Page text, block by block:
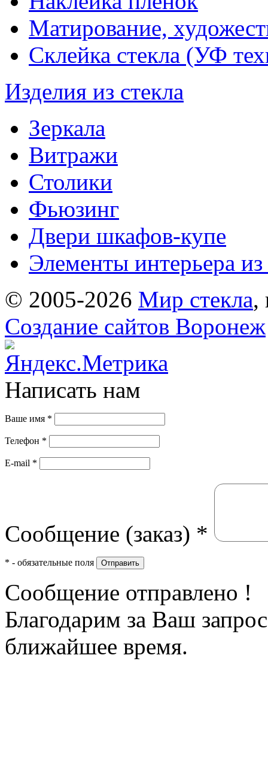
Матирование,
Склейка стекла (УФ
Изделия из стекла
Зеркала
Витражи
Столики
Фьюзинг
Двери шкафов-купе
Элементы интерьера из
© 2005-2026 Мир стекла,
Создание сайтов Воронеж
Написать нам
Ваше имя *
Телефон *
E-mail *
Сообщение (заказ) *
* - обязательные поля Отправить
Сообщение отправлено !
Благодарим за Ваш
ближайшее время.